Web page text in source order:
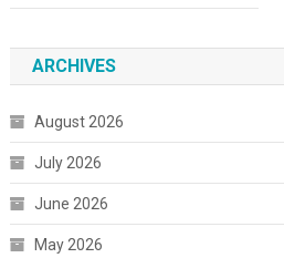
ARCHIVES
August 2026
July 2026
June 2026
May 2026